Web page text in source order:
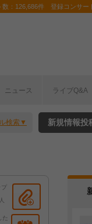
数：126,686件 登録コンサ
ニュース ライブQ&A
検索 新規情報投
人
た